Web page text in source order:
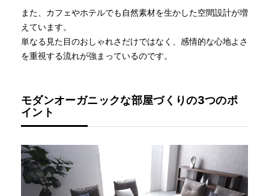
また、カフェやホテルでも自然素材を生かした空間設計が増
えています。
単なる見た目のおしゃれさだけではなく、感情的な心地よさ
を重視する流れが強まっているのです。
モダンオーガニックな部屋づくりの3つのポ
イント